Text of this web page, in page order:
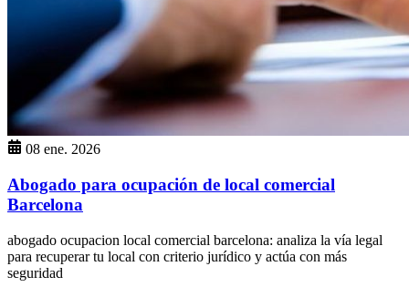
08 ene. 2026
Abogado para ocupación de local comercial
Barcelona
abogado ocupacion local comercial barcelona: analiza la vía legal
para recuperar tu local con criterio jurídico y actúa con más
seguridad